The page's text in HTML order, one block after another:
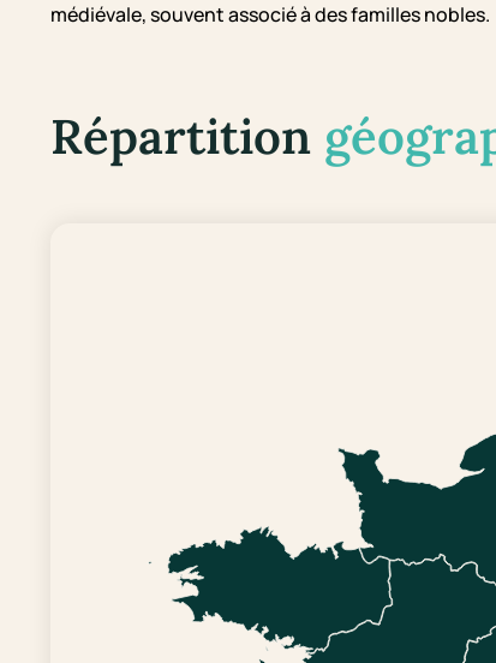
médiévale, souvent associé à des familles nobles.
Répartition